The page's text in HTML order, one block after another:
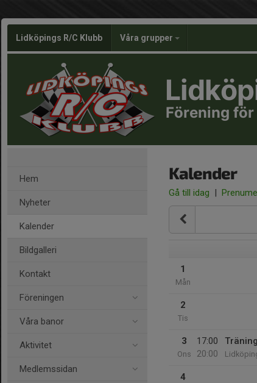
Lidköpings R/C Klubb Våra grupper
Förening
Hem
Nyheter
Kalender
Bildgalleri
Kontakt
Föreningen
Våra banor
Aktivitet
Medlemssidan
Kalender
Gå till idag |
1
Mån
2
Tis
3
Ons
17:00
20:00
Träning
4